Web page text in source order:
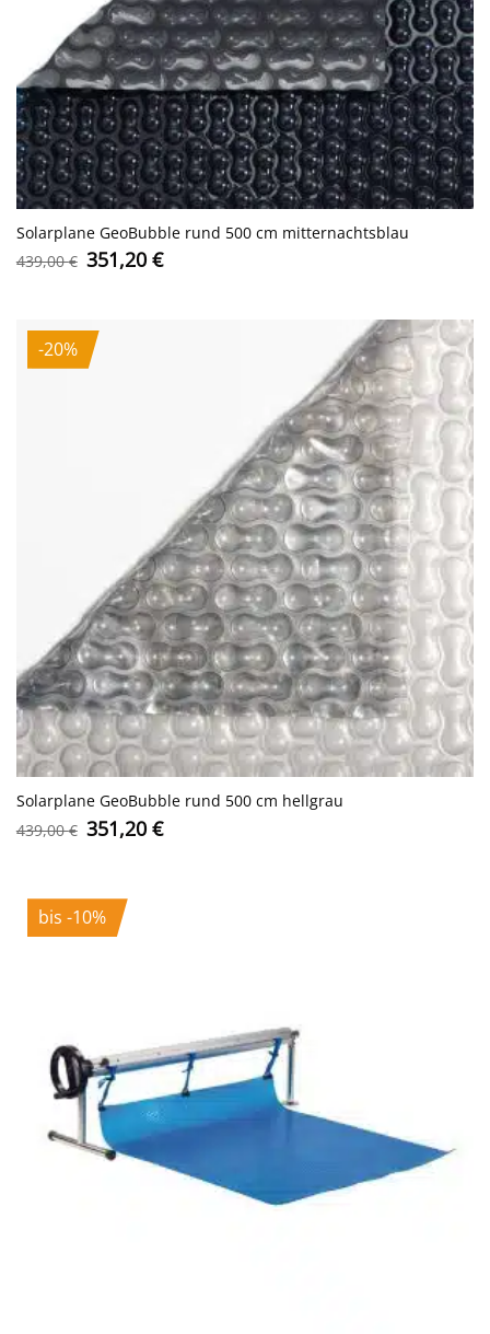
Solarplane GeoBubble rund 500 cm mitternachtsblau
439,00€ Ursprünglicher
Preis
351,20 €Aktueller
-20%
Solarplane GeoBubble rund 500 cm hellgrau
439,00€ Ursprünglicher
Preis
351,20 €Aktueller
bis -10%